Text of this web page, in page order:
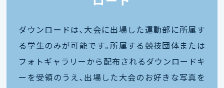
ダウンロードは､大会に出場した運動部に所属す
る学生のみが可能です｡所属する競技団体または
フォトギャラリーから配布されるダウンロードキ
ーを受領のうえ､出場した大会のお好きな写真を